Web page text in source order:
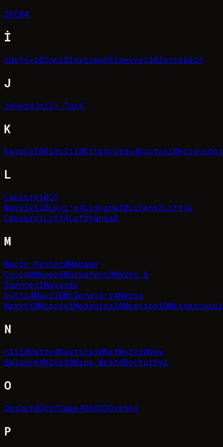
IKEA4
İ
idefix10İnci2İnstreet5İpekyol10İstikbal4
J
Joker4Jolly Tur4
K
Karaca10Kiğılı10Kitapyurdu4Koçtaş10Korayspor
L
Lacoste10LC
Waikiki10Levi's4Lidyana10Linens3Little
Caesars1Loft4Lufthansa2
M
Macro Center0Madame
Coco10Mango3Markafoni2Marks &
Spencer1Massimo
Dutti4Mavi10McDonald's4Media
Markt10Migros1Modanisa10Morhipo10Mothercare1
N
n1110Natro4Nautica10NetWork10New
Balance4Nike10Nine West4Nocturne1
O
Obilet4Oriflame4OXXO3Oysho4
P